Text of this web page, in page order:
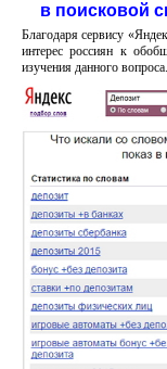
в поисковой
Благодаря сервису
интерес россиян к
изучения данного вопроса.